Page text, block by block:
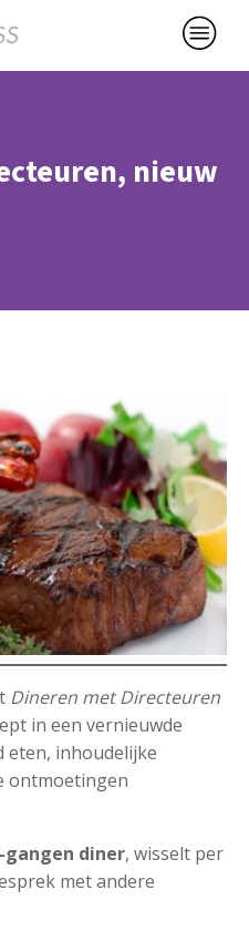
nieuw
Dineren met Directeuren
in een vernieuwde
eten, inhoudelijke
ontmoetingen
gangen diner, wisselt per
met andere